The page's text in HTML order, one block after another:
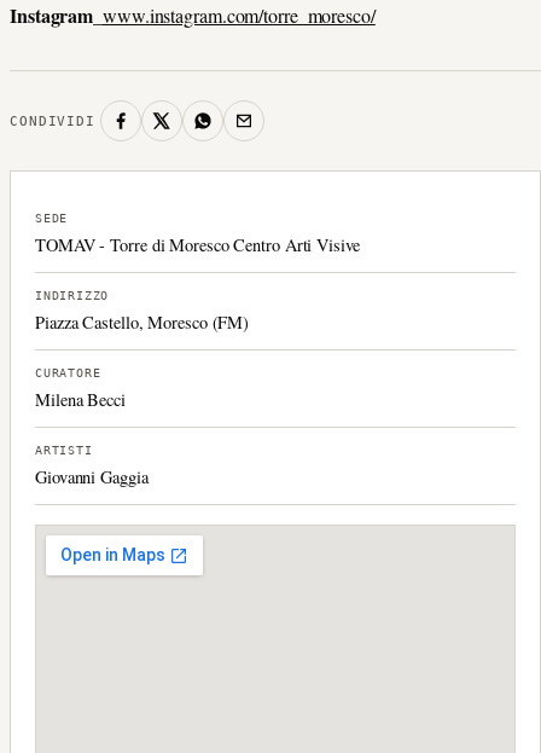
Instagram_ www.instagram.com/torre_moresco/
CONDIVIDI
SEDE
TOMAV - Torre di Moresco Centro Arti Visive
INDIRIZZO
Piazza Castello, Moresco (FM)
CURATORE
Milena Becci
ARTISTI
Giovanni Gaggia